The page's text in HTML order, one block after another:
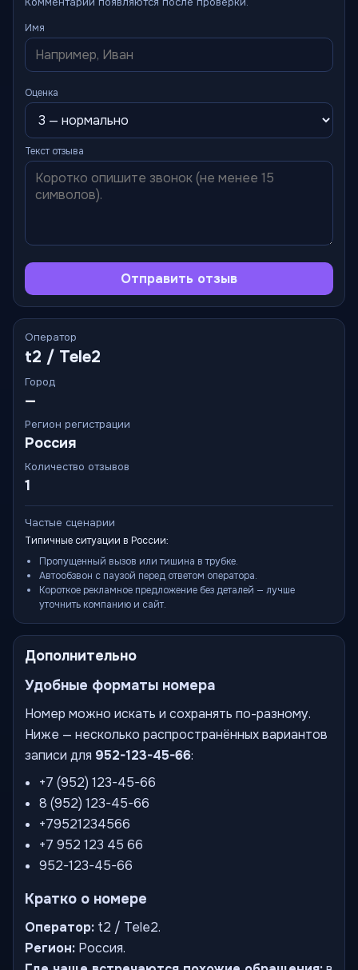
Имя
Оценка
Текст отзыва
Отправить отзыв
Оператор
t2 / Tele2
Город
—
Регион регистрации
Россия
Количество отзывов
1
Частые сценарии
Типичные ситуации в России:
Пропущенный вызов или тишина в трубке.
Автообзвон с паузой перед ответом оператора.
Короткое рекламное предложение без деталей — лучше
уточнить компанию и сайт.
Дополнительно
Удобные форматы номера
Номер можно искать и сохранять по-разному.
Ниже — несколько распространённых вариантов
записи для 952-123-45-66:
+7 (952) 123-45-66
8 (952) 123-45-66
+79521234566
+7 952 123 45 66
952-123-45-66
Кратко о номере
Оператор: t2 / Tele2.
Регион: Россия.